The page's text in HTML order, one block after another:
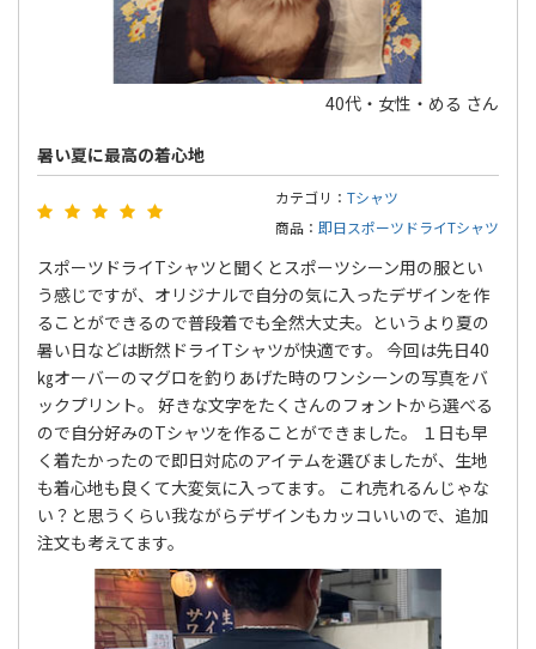
40代・女性・める さん
暑い夏に最高の着心地
カテゴリ： Tシャツ
商品： 即日スポーツドライTシャツ
スポーツドライTシャツと聞くとスポーツシーン用の服とい
う感じですが、オリジナルで自分の気に入ったデザインを作
ることができるので普段着でも全然大丈夫。というより夏の
暑い日などは断然ドライTシャツが快適です。 今回は先日40
㎏オーバーのマグロを釣りあげた時のワンシーンの写真をバ
ックプリント。 好きな文字をたくさんのフォントから選べる
ので自分好みのTシャツを作ることができました。 １日も早
く着たかったので即日対応のアイテムを選びましたが、生地
も着心地も良くて大変気に入ってます。 これ売れるんじゃな
い？と思うくらい我ながらデザインもカッコいいので、追加
注文も考えてます。